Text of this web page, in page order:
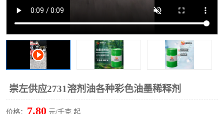
崇左供应2731溶剂油各种彩色油墨稀释剂
价格： 7.80 元/千克 起